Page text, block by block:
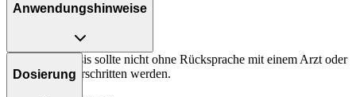
Anwendungshinweise
Die Gesamtdosis sollte nicht ohne Rücksprache mit einem Arzt oder
Apotheker überschritten werden.
Dosierung